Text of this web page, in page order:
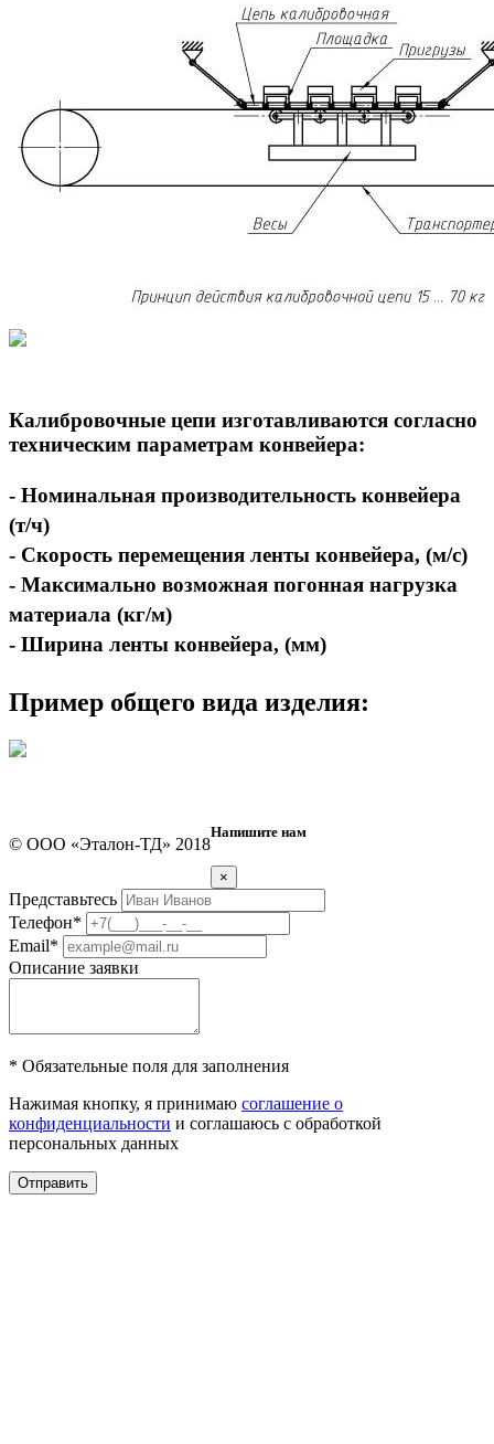
Калибровочные цепи изготавливаются согласно
техническим параметрам конвейера:
- Номинальная производительность конвейера
(т/ч)
- Скорость перемещения ленты конвейера, (м/с)
- Максимально возможная погонная нагрузка
материала (кг/м)
- Ширина ленты конвейера, (мм)
Пример общего вида изделия:
© ООО «Эталон-ТД» 2018
Напишите нам
×
Представьтесь
Телефон*
Email*
Описание заявки
* Обязательные поля для заполнения
Нажимая кнопку, я принимаю соглашение о
конфиденциальности и соглашаюсь с обработкой
персональных данных
Отправить